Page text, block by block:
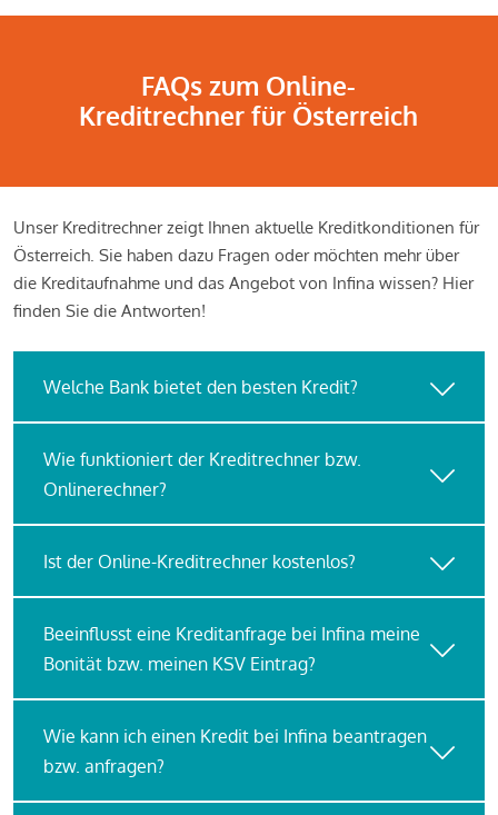
FAQs zum Online-
Kreditrechner für Österreich
Unser Kreditrechner zeigt Ihnen aktuelle Kreditkonditionen für
Österreich. Sie haben dazu Fragen oder möchten mehr über
die Kreditaufnahme und das Angebot von Infina wissen? Hier
finden Sie die Antworten!
Welche Bank bietet den besten Kredit?
Wie funktioniert der Kreditrechner bzw.
Onlinerechner?
Ist der Online-Kreditrechner kostenlos?
Beeinflusst eine Kreditanfrage bei Infina meine
Bonität bzw. meinen KSV Eintrag?
Wie kann ich einen Kredit bei Infina beantragen
bzw. anfragen?